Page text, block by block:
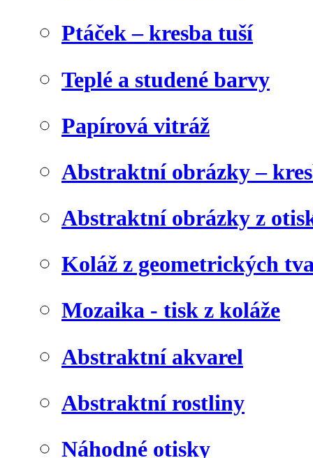
Ptáček – kresba tuší
Teplé a studené barvy
Papírová vitráž
Abstraktní obrázky –
Abstraktní obrázky z
Koláž z geometrických
Mozaika - tisk z koláže
Abstraktní akvarel
Abstraktní rostliny
Náhodné otisky